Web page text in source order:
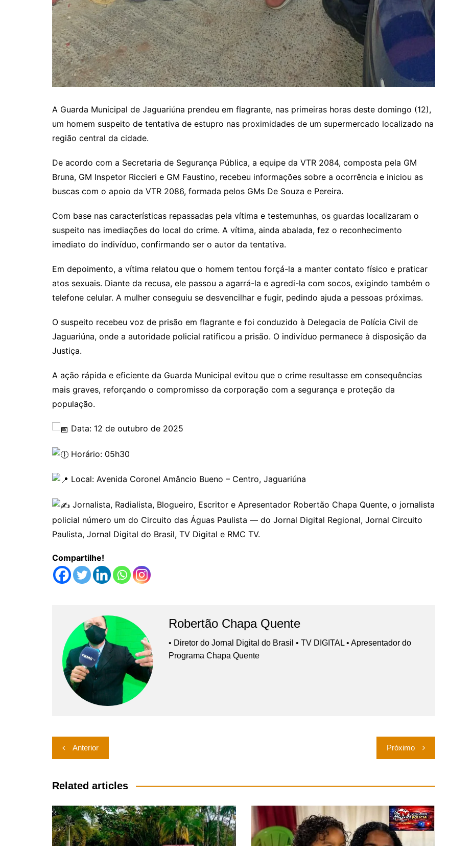
A Guarda Municipal de Jaguariúna prendeu em flagrante, nas primeiras horas deste domingo (12),
um homem suspeito de tentativa de estupro nas proximidades de um supermercado localizado na
região central da cidade.
De acordo com a Secretaria de Segurança Pública, a equipe da VTR 2084, composta pela GM
Bruna, GM Inspetor Riccieri e GM Faustino, recebeu informações sobre a ocorrência e iniciou as
buscas com o apoio da VTR 2086, formada pelos GMs De Souza e Pereira.
Com base nas características repassadas pela vítima e testemunhas, os guardas localizaram o
suspeito nas imediações do local do crime. A vítima, ainda abalada, fez o reconhecimento
imediato do indivíduo, confirmando ser o autor da tentativa.
Em depoimento, a vítima relatou que o homem tentou forçá-la a manter contato físico e praticar
atos sexuais. Diante da recusa, ele passou a agarrá-la e agredi-la com socos, exigindo também o
telefone celular. A mulher conseguiu se desvencilhar e fugir, pedindo ajuda a pessoas próximas.
O suspeito recebeu voz de prisão em flagrante e foi conduzido à Delegacia de Polícia Civil de
Jaguariúna, onde a autoridade policial ratificou a prisão. O indivíduo permanece à disposição da
Justiça.
A ação rápida e eficiente da Guarda Municipal evitou que o crime resultasse em consequências
mais graves, reforçando o compromisso da corporação com a segurança e proteção da
população.
Data: 12 de outubro de 2025
Horário: 05h30
Local: Avenida Coronel Amâncio Bueno – Centro, Jaguariúna
Jornalista, Radialista, Blogueiro, Escritor e Apresentador Robertão Chapa Quente, o jornalista
policial número um do Circuito das Águas Paulista — do Jornal Digital Regional, Jornal Circuito
Paulista, Jornal Digital do Brasil, TV Digital e RMC TV.
Compartilhe!
Robertão Chapa Quente
• Diretor do Jornal Digital do Brasil • TV DIGITAL • Apresentador do
Programa Chapa Quente
Navegação
de
Post
Anterior Próximo
Related articles